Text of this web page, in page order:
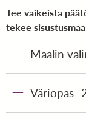
Tee vaikeista
tekee
Maalin
Väriopas